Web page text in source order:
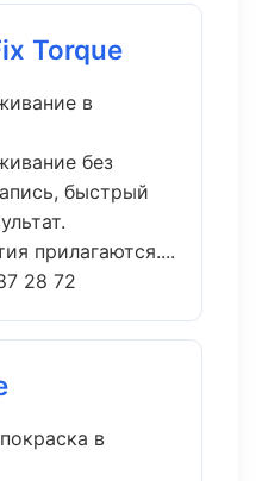
Torque
в
без
быстрый
прилагаются....
28 72
в